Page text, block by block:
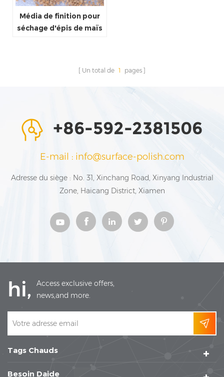
Média de finition pour
séchage d'épis de maïs
Un total de 1 pages
+86-592-2381506
E-mail : info@surface-polish.com
Adresse du siège : No. 31, Xinchang Road, Xinyang Industrial
Zone, Haicang District, Xiamen
hi,
Access exclusive offers,
news,and more.
Tags Chauds
Besoin Daide